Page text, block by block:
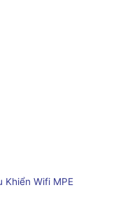
Khiển Wifi MPE